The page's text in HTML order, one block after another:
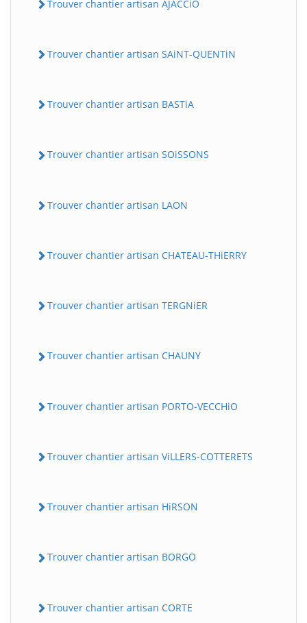
Trouver chantier artisan AJACCiO
Trouver chantier artisan SAiNT-QUENTiN
Trouver chantier artisan BASTiA
Trouver chantier artisan SOiSSONS
Trouver chantier artisan LAON
Trouver chantier artisan CHATEAU-THiERRY
Trouver chantier artisan TERGNiER
Trouver chantier artisan CHAUNY
Trouver chantier artisan PORTO-VECCHiO
Trouver chantier artisan ViLLERS-COTTERETS
Trouver chantier artisan HiRSON
Trouver chantier artisan BORGO
Trouver chantier artisan CORTE